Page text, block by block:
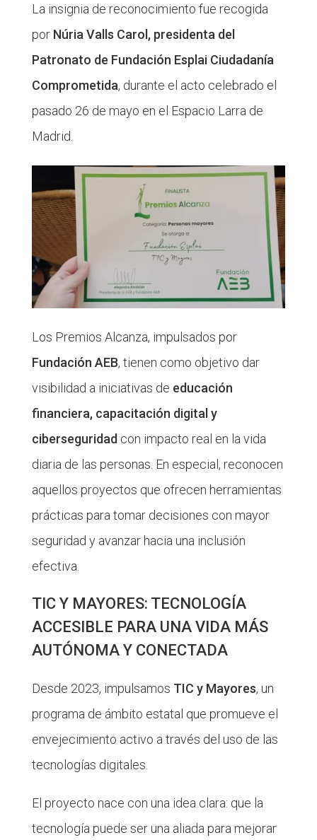
La insignia de reconocimiento fue recogida
por Núria Valls Carol, presidenta del
Patronato de Fundación Esplai Ciudadanía
Comprometida, durante el acto celebrado el
pasado 26 de mayo en el Espacio Larra de
Madrid.
Los Premios Alcanza, impulsados por
Fundación AEB, tienen como objetivo dar
visibilidad a iniciativas de educación
financiera, capacitación digital y
ciberseguridadcon impacto real en la vida
diaria de las personas. En especial, reconocen
aquellos proyectos que ofrecen herramientas
prácticas para tomar decisiones con mayor
seguridad y avanzar hacia una inclusión
efectiva.
TIC Y MAYORES: TECNOLOGÍA
ACCESIBLE PARA UNA VIDA MÁS
AUTÓNOMA Y CONECTADA
Desde 2023, impulsamos TIC y Mayores, un
programa de ámbito estatal que promueve el
envejecimiento activo a través del uso de las
tecnologías digitales.
El proyecto nace con una idea clara: que la
tecnología puede ser una aliada para mejorar